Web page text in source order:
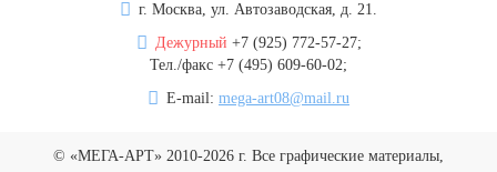
г. Москва, ул. Автозаводская, д. 21.
Дежурный +7 (925) 772-57-27;
Тел./факс +7 (495) 609-60-02;
E-mail: mega-art08@mail.ru
© «МЕГА-АРТ» 2010-2026 г. Все графические материалы,